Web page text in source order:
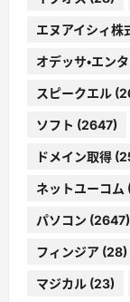
エヌアイシィ株
オデッサ・エン
スピークエル
ソフト (2647)
ドメイン取得
ネットユーコム
パソコン (2647)
フィンジア (28)
マジカル (23)